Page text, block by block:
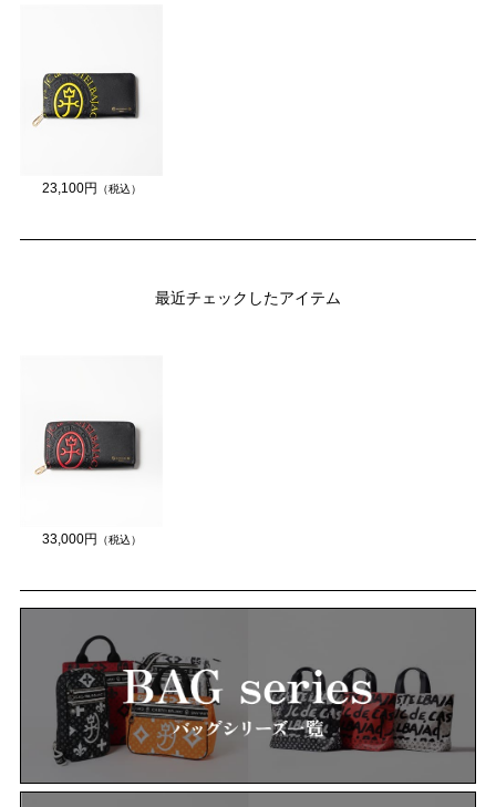
23,100円 （税込）
最近チェックしたアイテム
33,000円 （税込）